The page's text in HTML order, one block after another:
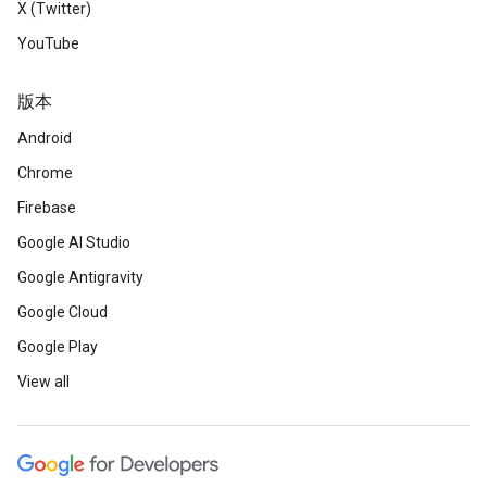
X (Twitter)
YouTube
版本
Android
Chrome
Firebase
Google AI Studio
Google Antigravity
Google Cloud
Google Play
View all